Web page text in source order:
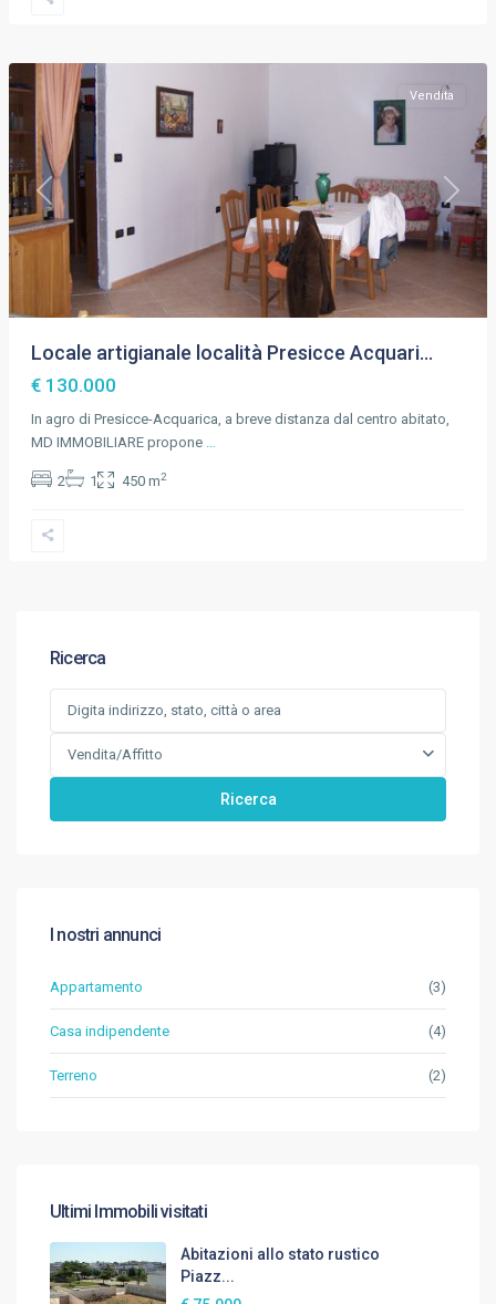
Previous Next
Vendita
Locale artigianale località Presicce Acquari...
€ 130.000
In agro di Presicce-Acquarica, a breve distanza dal centro abitato,
MD IMMOBILIARE propone …
2 1 450 m2
Ricerca
Vendita/Affitto
Ricerca
I nostri annunci
Appartamento (3)
Casa indipendente (4)
Terreno (2)
Ultimi Immobili visitati
Abitazioni allo stato rustico
Piazz...